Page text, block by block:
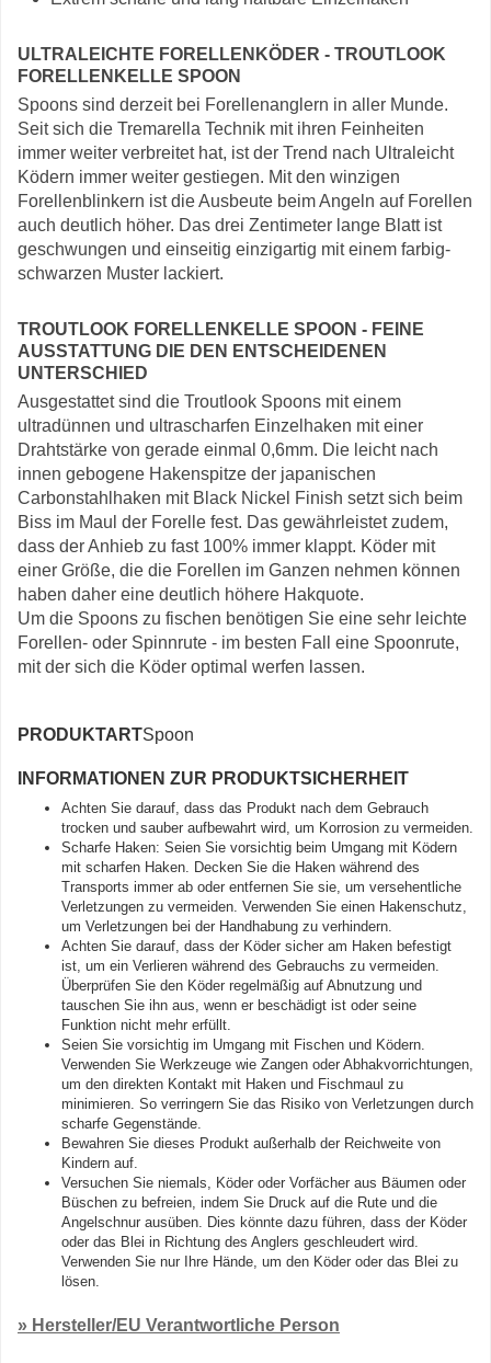
ULTRALEICHTE FORELLENKÖDER - TROUTLOOK
FORELLENKELLE SPOON
Spoons sind derzeit bei Forellenanglern in aller Munde.
Seit sich die Tremarella Technik mit ihren Feinheiten
immer weiter verbreitet hat, ist der Trend nach Ultraleicht
Ködern immer weiter gestiegen. Mit den winzigen
Forellenblinkern ist die Ausbeute beim Angeln auf Forellen
auch deutlich höher. Das drei Zentimeter lange Blatt ist
geschwungen und einseitig einzigartig mit einem farbig-
schwarzen Muster lackiert.
TROUTLOOK FORELLENKELLE SPOON - FEINE
AUSSTATTUNG DIE DEN ENTSCHEIDENEN
UNTERSCHIED
Ausgestattet sind die Troutlook Spoons mit einem
ultradünnen und ultrascharfen Einzelhaken mit einer
Drahtstärke von gerade einmal 0,6mm. Die leicht nach
innen gebogene Hakenspitze der japanischen
Carbonstahlhaken mit Black Nickel Finish setzt sich beim
Biss im Maul der Forelle fest. Das gewährleistet zudem,
dass der Anhieb zu fast 100% immer klappt. Köder mit
einer Größe, die die Forellen im Ganzen nehmen können
haben daher eine deutlich höhere Hakquote.
Um die Spoons zu fischen benötigen Sie eine sehr leichte
Forellen- oder Spinnrute - im besten Fall eine Spoonrute,
mit der sich die Köder optimal werfen lassen.
PRODUKTARTSpoon
INFORMATIONEN ZUR PRODUKTSICHERHEIT
Achten Sie darauf, dass das Produkt nach dem Gebrauch
trocken und sauber aufbewahrt wird, um Korrosion zu vermeiden.
Scharfe Haken: Seien Sie vorsichtig beim Umgang mit Ködern
mit scharfen Haken. Decken Sie die Haken während des
Transports immer ab oder entfernen Sie sie, um versehentliche
Verletzungen zu vermeiden. Verwenden Sie einen Hakenschutz,
um Verletzungen bei der Handhabung zu verhindern.
Achten Sie darauf, dass der Köder sicher am Haken befestigt
ist, um ein Verlieren während des Gebrauchs zu vermeiden.
Überprüfen Sie den Köder regelmäßig auf Abnutzung und
tauschen Sie ihn aus, wenn er beschädigt ist oder seine
Funktion nicht mehr erfüllt.
Seien Sie vorsichtig im Umgang mit Fischen und Ködern.
Verwenden Sie Werkzeuge wie Zangen oder Abhakvorrichtungen,
um den direkten Kontakt mit Haken und Fischmaul zu
minimieren. So verringern Sie das Risiko von Verletzungen durch
scharfe Gegenstände.
Bewahren Sie dieses Produkt außerhalb der Reichweite von
Kindern auf.
Versuchen Sie niemals, Köder oder Vorfächer aus Bäumen oder
Büschen zu befreien, indem Sie Druck auf die Rute und die
Angelschnur ausüben. Dies könnte dazu führen, dass der Köder
oder das Blei in Richtung des Anglers geschleudert wird.
Verwenden Sie nur Ihre Hände, um den Köder oder das Blei zu
lösen.
» Hersteller/EU Verantwortliche Person